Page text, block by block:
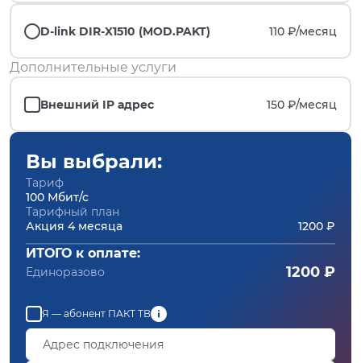
D-link DIR-X1510 (MOD.PAKT) 110 ₽/месяц
Дополнительные услуги
Внешний IP адрес 150 ₽/месяц
Вы выбрали:
Тариф
100 Мбит/с
Тарифный план
Акция 4 месяца
1200 ₽
ИТОГО к оплате:
Единоразово 1200 ₽
Я — абонент ПАКТ ТВ